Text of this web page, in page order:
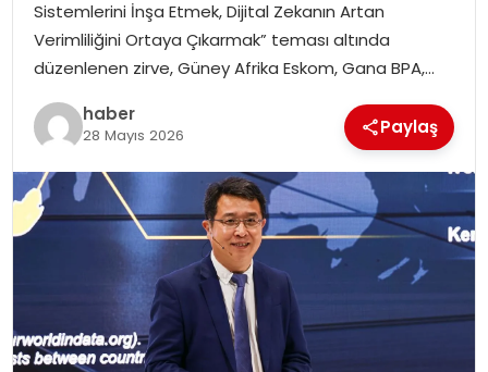
DÜNYA
OTOMOBIL
Sistemlerini İnşa Etmek, Dijital Zekanın Artan
Verimliliğini Ortaya Çıkarmak” teması altında
düzenlenen zirve, Güney Afrika Eskom, Gana BPA,…
haber
28 Mayıs 2026 Paylaş